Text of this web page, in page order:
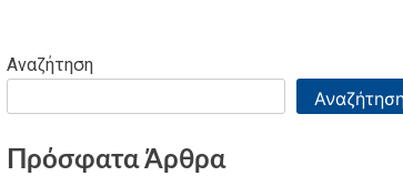
Αναζήτηση
Πρόσφατα Άρθρα